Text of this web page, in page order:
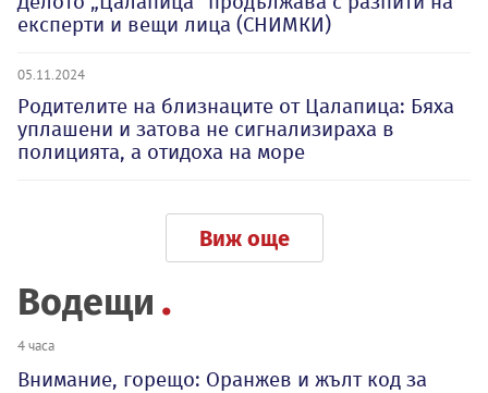
експерти и вещи лица (СНИМКИ)
05.11.2024
Родителите на близнаците от Цалапица: Бяха
уплашени и затова не сигнализираха в
полицията, а отидоха на море
Виж още
Водещи
4 часа
Внимание, горещо: Оранжев и жълт код за